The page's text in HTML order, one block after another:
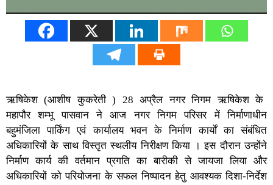
ऋषिकेश (आशीष कुकरेती ) 28 अप्रैल नगर निगम ऋषिकेश के
महापौर शम्‍भू पासवान ने आज नगर निगम परिसर में निर्माणाधीन
बहुमंजिला पार्किंग एवं कार्यालय भवन के निर्माण कार्यों का संबंधित
अधिकारियों के साथ विस्तृत स्थलीय निरीक्षण किया । इस दौरान उन्होंने
निर्माण कार्य की वर्तमान प्रगति का बारीकी से जायजा लिया और
अधिकारियों को परियोजना के सफल निष्पादन हेतु आवश्यक दिशा-निर्देश